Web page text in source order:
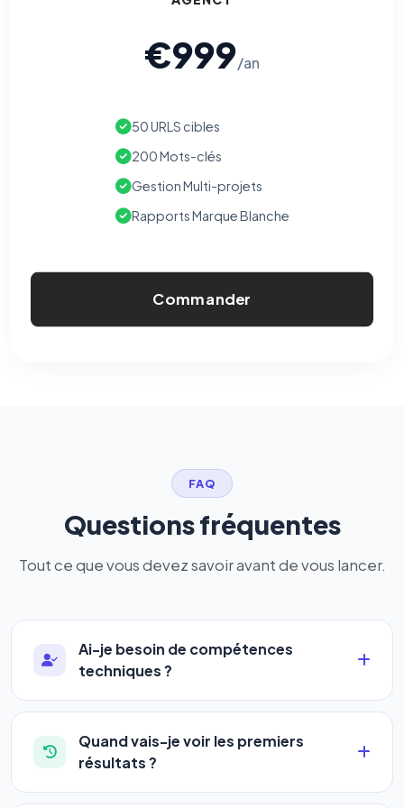
€999/an
50 URLS cibles
200 Mots-clés
Gestion Multi-projets
Rapports Marque Blanche
Commander
FAQ
Questions fréquentes
Tout ce que vous devez savoir avant de vous lancer.
Ai-je besoin de compétences
techniques ?
Absolument pas. Notre logiciel a été conçu pour
être accessible àtous les profils: artisans,
commerçants, auto-entrepreneurs, PME ou
Quand vais-je voir les premiers
résultats ?
La plupart de nos utilisateurs observent une